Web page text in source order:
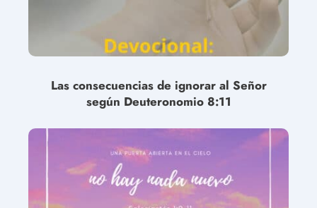
Las consecuencias de ignorar al Señor
según Deuteronomio 8:11